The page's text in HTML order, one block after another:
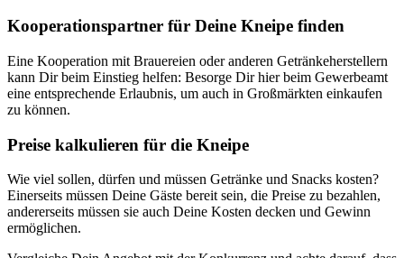
Kooperationspartner für Deine Kneipe finden
Eine Kooperation mit Brauereien oder anderen Getränkeherstellern
kann Dir beim Einstieg helfen: Besorge Dir hier beim Gewerbeamt
eine entsprechende Erlaubnis, um auch in Großmärkten einkaufen
zu können.
Preise kalkulieren für die Kneipe
Wie viel sollen, dürfen und müssen Getränke und Snacks kosten?
Einerseits müssen Deine Gäste bereit sein, die Preise zu bezahlen,
andererseits müssen sie auch Deine Kosten decken und Gewinn
ermöglichen.